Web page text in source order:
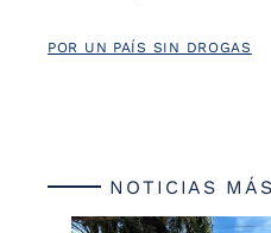
POR UN PAÍS SIN DROGAS
NOTICIAS